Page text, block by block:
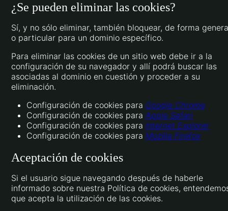
¿Se pueden eliminar las cookies?
Sí, y no sólo eliminar, también bloquear, de forma
o particular para un dominio específico.
Para eliminar las cookies de un sitio web debe ir a la
configuración de su navegador y allí podrá buscar las
asociadas al dominio en cuestión y proceder a su
eliminación.
Configuración de cookies para Google Chrome
Configuración de cookies para Apple Safari
Configuración de cookies para Internet Explorer
Configuración de cookies para Mozilla Firefox
Aceptación de cookies
Si el usuario sigue navegando después de haberle
informado sobre nuestra Política de cookies,
que acepta la utilización de las cookies.